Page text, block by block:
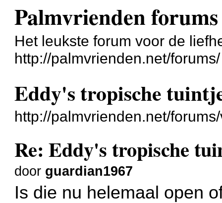
Palmvrienden forums
Het leukste forum voor de
http://palmvrienden.net/forums/
Eddy's tropische
http://palmvrienden.net/
Re: Eddy's tropische
door guardian1967
Is die nu helemaal open